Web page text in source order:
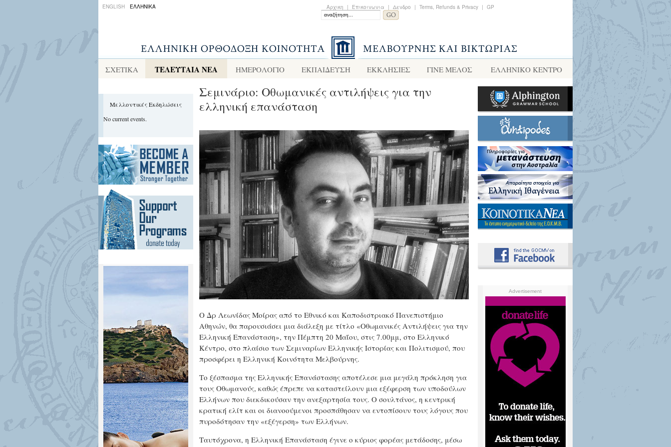
ENGLISH ΕΛΛΗΝΙΚΑ Αρχικη | Επικοινωνια | Δενδρο | Terms, Refunds & Privacy | GP
ΣΧΕΤΙΚΑ ΤΕΛΕΥΤΑΙΑ ΝΕΑ ΗΜΕΡΟΛΟΓΙΟ ΕΚΠΑΙΔΕΥΣΗ ΕΚΚΛΗΣΙΕΣ ΓΙΝΕ ΜΕΛΟΣ ΕΛΛΗΝΙΚΌ ΚΈΝΤΡΟ
Μελλοντικές Εκδηλώσεις
No current events.
Σεμινάριο: Οθωμανικές αντιλήψεις για την
ελληνική επανάσταση
Ο Δρ Λεωνίδας Μοίρας από το Εθνικό και Καποδιστριακό Πανεπιστήμιο
Αθηνών, θα παρουσιάσει μια διάλεξη με τίτλο «Οθωμανικές Αντιλήψεις για την
Ελληνική Επανάσταση», την Πέμπτη 20 Μαΐου, στις 7.00μμ, στο Ελληνικό
Κέντρο, στο πλαίσιο των Σεμιναρίων Ελληνικής Ιστορίας και Πολιτισμού, που
προσφέρει η Ελληνική Κοινότητα Μελβούρνης.
Το ξέσπασμα της Ελληνικής Επανάστασης αποτέλεσε μια μεγάλη πρόκληση για
τους Οθωμανούς, καθώς έπρεπε να καταστείλουν μια εξέφερση των υποδούλων
Ελλήνων που διεκδικούσαν την ανεξαρτησία τους. Ο σουλτάνος, η κεντρική
κρατική ελίτ και οι διανοούμενοι προσπάθησαν να εντοπίσουν τους λόγους που
πυροδότησαν την «εξέγερση» των Ελλήνων.
Ταυτόχρονα, η Ελληνική Επανάσταση έγινε ο κύριος φορέας μετάδοσης, μέσω
Advertisement